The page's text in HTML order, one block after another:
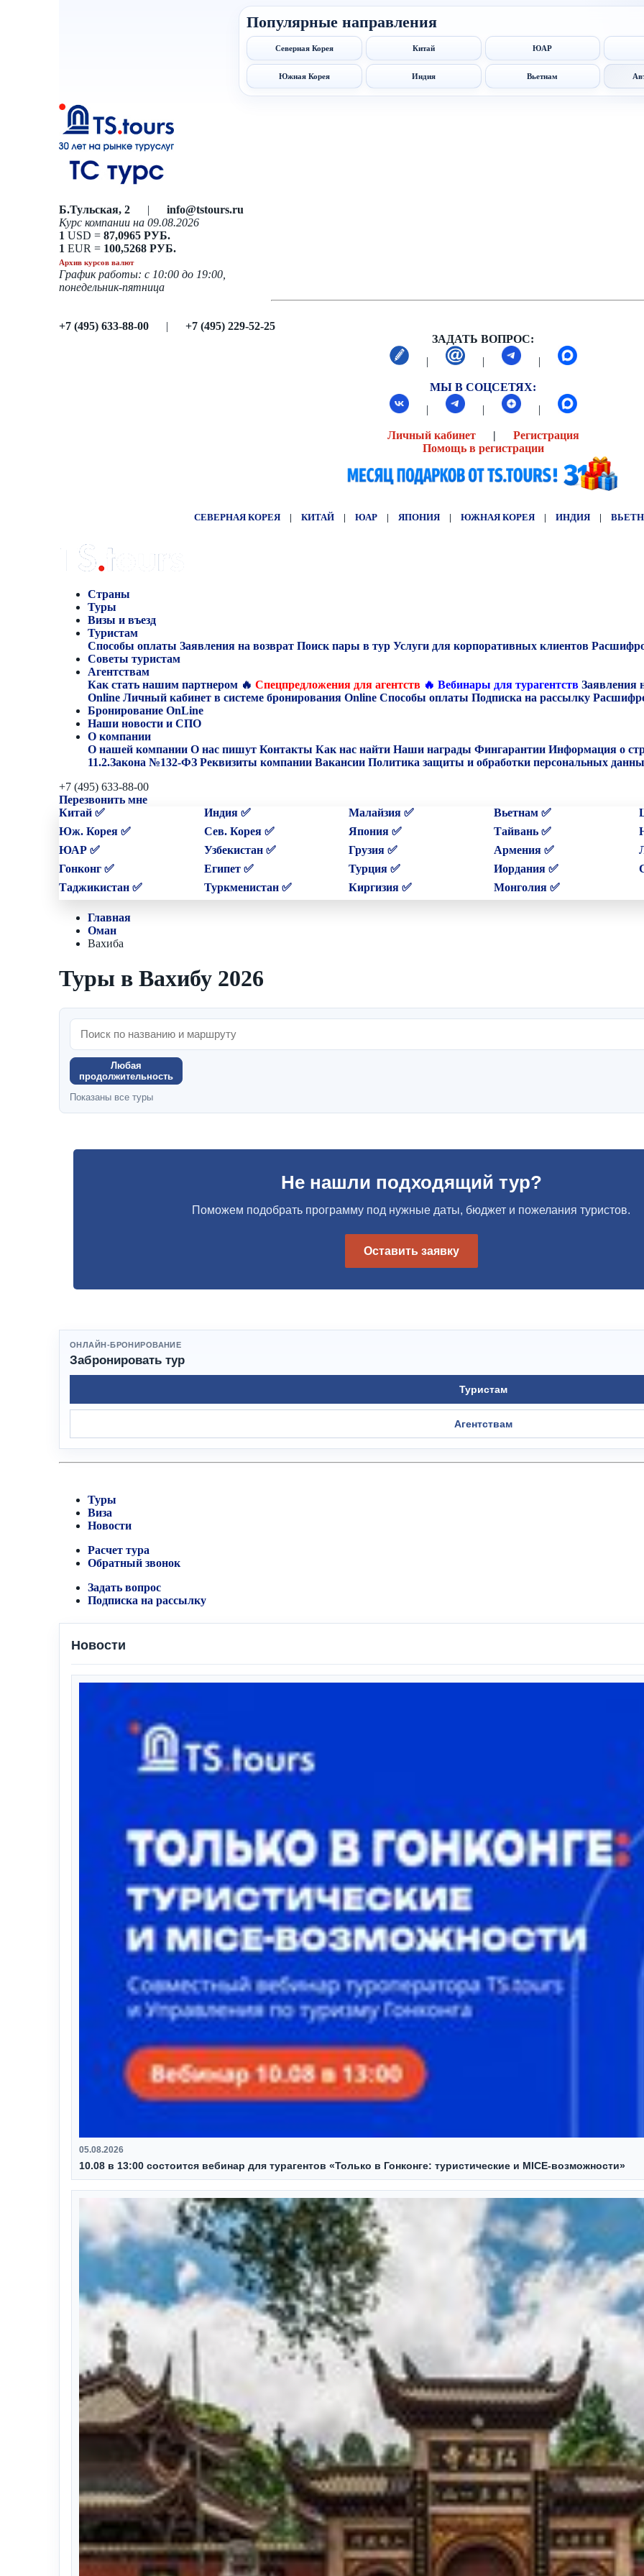
Популярные направления
Северная Корея Китай ЮАР
Южная Корея Индия Вьетнам
Б.Тульская, 2 | info@tstours.ru
Курс компании на 09.08.2026
1 USD = 87,0965 РУБ.
1 EUR = 100,5268 РУБ.
Архив курсов валют
График работы: с 10:00 до 19:00,
понедельник-пятница
+7 (495) 633-88-00 | +7 (495) 229-52-25
ЗАДАТЬ ВОПРОС:
|
| |
МЫ В СОЦСЕТЯХ:
|
| |
Личный кабинет| Регистрация
Помощь в регистрации
СЕВЕРНАЯ КОРЕЯ | КИТАЙ | ЮАР | ЯПОНИЯ | ЮЖНАЯ КОРЕЯ | ИНДИЯ |
Страны
Туры
Визы и въезд
Туристам
Способы оплаты Заявления на возврат Поиск пары в тур Услуги для корпоративных клиентов
Советы туристам
Агентствам
Как стать нашим партнером 🔥 Спецпредложения для агентств 🔥 Вебинары для турагентств Заявления
Online Личный кабинет в системе бронирования Online Способы оплаты Подписка на рассылку
Бронирование OnLine
Наши новости и СПО
О компании
О нашей компании О нас пишут Контакты Как нас найти Наши награды Фингарантии Информация о
11.2.Закона №132-ФЗ Реквизиты компании Вакансии Политика защиты и обработки персональных
+7 (495) 633-88-00
Перезвонить мне
Китай ✅
Индия ✅ Малайзия ✅ Вьетнам ✅
Юж. Корея ✅
Сев. Корея ✅ Япония ✅ Тайвань ✅
ЮАР ✅
Узбекистан ✅ Грузия ✅ Армения ✅
Гонконг ✅
Египет ✅ Турция ✅ Иордания ✅
Таджикистан ✅
Туркменистан ✅ Киргизия ✅ Монголия ✅
Главная
Оман
Вахиба
Туры в Вахибу 2026
Любая
продолжительность
Показаны все туры
Не нашли подходящий тур?
Поможем подобрать программу под нужные даты, бюджет и пожелания туристов.
Оставить заявку
ОНЛАЙН-БРОНИРОВАНИЕ
Забронировать тур
Туристам
Агентствам
Туры
Виза
Новости
Расчет тура
Обратный звонок
Задать вопрос
Подписка на рассылку
Новости
05.08.2026
10.08 в 13:00 состоится вебинар для турагентов «Только в Гонконге: туристические и MICE-возможности»